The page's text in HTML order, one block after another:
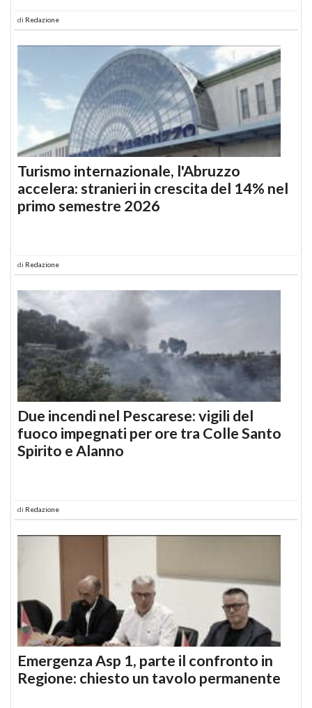
di Redazione
Turismo internazionale, l'Abruzzo
accelera: stranieri in crescita del 14% nel
primo semestre 2026
di Redazione
Due incendi nel Pescarese: vigili del
fuoco impegnati per ore tra Colle Santo
Spirito e Alanno
di Redazione
Emergenza Asp 1, parte il confronto in
Regione: chiesto un tavolo permanente